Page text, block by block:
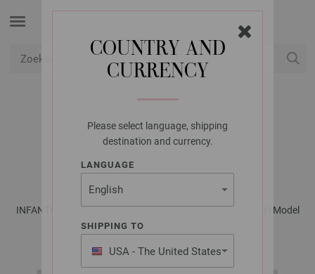
COUNTRY AND
CURRENCY
Please select language, shipping
destination and currency.
LANGUAGE
SHIPPING TO
USA - The United States
of America
LANA GROSSA
VEST COOL WOOL
INFANTI No. 20 - Tijdschrift (DE) + Breibeschrijvingen (NL) | Model